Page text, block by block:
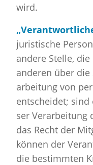
wird.
ju­ris­ti­sche
an­de­re Stel­le,
an­de­ren über
ar­bei­tung von
ent­schei­det;
ser Ver­ar­bei­tung
das Recht der
kön­nen der
die be­stimm­ten